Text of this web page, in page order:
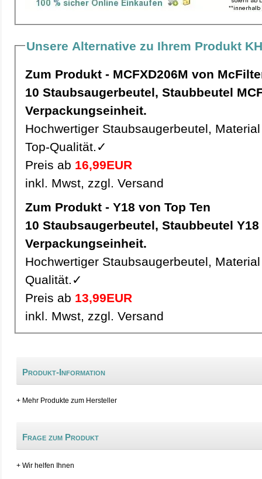
Unsere Alternative zu Ihrem Produkt
Zum Produkt - MCFXD206M von
10 Staubsaugerbeutel, Staubbeutel MCFXD206M pro
Verpackungseinheit.
Hochwertiger Staubsaugerbeutel,
Top-Qualität.✓
Preis ab 16,99EUR
inkl. Mwst, zzgl. Versand
Zum Produkt - Y18 von Top Ten
10 Staubsaugerbeutel, Staubbeutel Y18 pro
Verpackungseinheit.
Hochwertiger Staubsaugerbeutel,
Qualität.✓
Preis ab 13,99EUR
inkl. Mwst, zzgl. Versand
Produkt-Information
+ Mehr Produkte zum Hersteller
Frage zum Produkt
+ Wir helfen Ihnen